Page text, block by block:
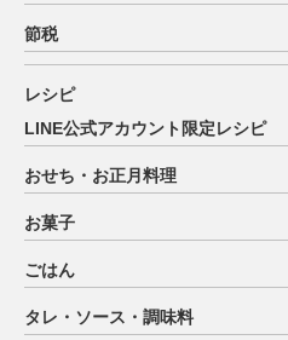
節税
レシピ
LINE公式アカウント限定レシピ
おせち・お正月料理
お菓子
ごはん
タレ・ソース・調味料